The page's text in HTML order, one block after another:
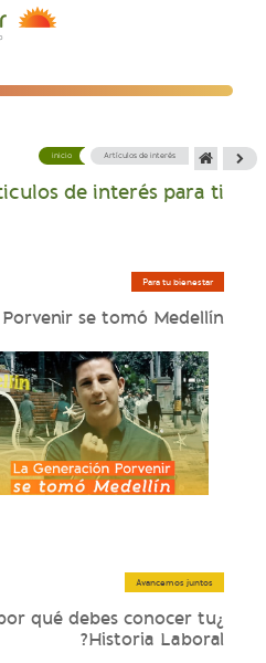
Artículos de interés
inicio
de interés para ti
Para tu bienestar
se tomó Medellín
Avancemos juntos
qué debes conocer tu
Historia Laboral?